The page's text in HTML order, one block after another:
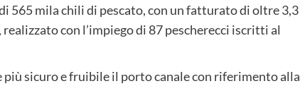
565 mila chili di pescato, con un fatturato di oltre 3,3
con l’impiego di 87 pescherecci iscritti al
sicuro e fruibile il porto canale con riferimento alla